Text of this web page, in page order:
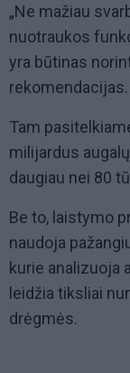
„Ne mažiau
nuotraukos
yra būtinas
rekomendacijas.
Tam
milijardus
daugiau nei 80
Be to, laistymo
naudoja
kurie analizuoja
leidžia tiksliai
drėgmės.